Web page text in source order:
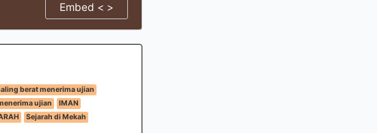
Embed < >
berat menerima ujian
ujian
IMAN
Sejarah di Mekah